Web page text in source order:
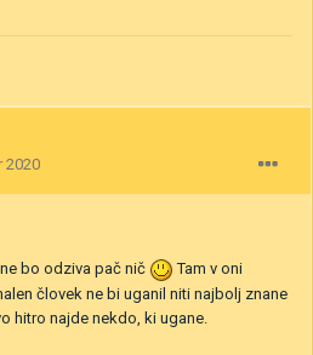
2020
bo odziva pač nič
Tam v oni
človek ne bi uganil niti najbolj znane
hitro najde nekdo, ki ugane.